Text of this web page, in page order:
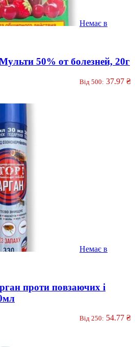
Немає в
50% от болезней, 20г
Від 500: 37.97 ₴
Немає в
проти повзаючих і
Від 250: 54.77 ₴